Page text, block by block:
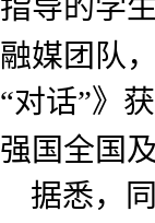
指导的学
融媒团队
“对话”》
强国全国
据悉，